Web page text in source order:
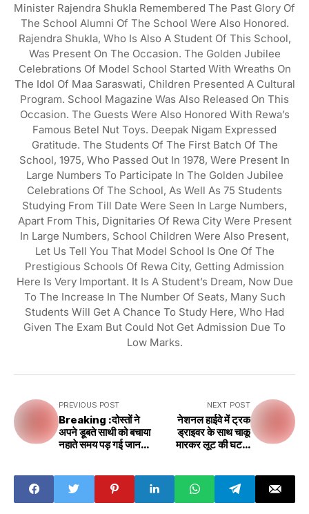
Minister Rajendra Shukla Remembered The Past Glory Of
The School Alumni Of The School Were Also Honored.
Rajendra Shukla, Who Is Also A Student Of This School,
Was Present On The Occasion. The Golden Jubilee
Celebrations Of Model School Started With Wreaths On
The Idol Of Maa Saraswati, Children Presented A Cultural
Program. School Magazine Was Also Released On This
Occasion. The Guests Were Also Honored With Rewa’s
Famous Betel Nut Toys. Deepak Nigam Expressed
Gratitude. The Students Of The First Batch Of The
School, 1975, Who Passed Out In 1978, Were Present In
Large Numbers To Participate In The Golden Jubilee
Celebrations Of The School, As Well As 75 Students
Studying From Till Date Were Seen In Large Numbers,
Apart From This, Dignitaries Of Rewa City Were Present
In Large Numbers, School Children Were Also Present,
Let Us Tell You That Model School Is One Of The
Prestigious Schools Of Rewa City, Getting Admission
Here Is Very Important. It Is A Student’s Dream, Now Due
To The Increase In The Number Of Seats, Many Such
Students Will Get A Chance To Study Here, Who Had
Given The Exam But Could Not Get Admission Due To
Low Marks.
PREVIOUS POST
Breaking :दोस्तों ने
अपने डूबते साथी को बचाया
नहाते समय पड़ गई जान
NEXT POST
नेशनल हाईवे में ट्रक
ड्राइवर के साथ चाकू
मारकर लूट की घटना